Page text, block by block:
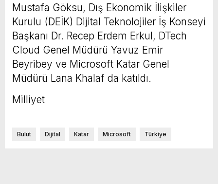
Mustafa Göksu, Dış Ekonomik İlişkiler
Kurulu (DEİK) Dijital Teknolojiler İş Konseyi
Başkanı Dr. Recep Erdem Erkul, DTech
Cloud Genel Müdürü Yavuz Emir
Beyribey ve Microsoft Katar Genel
Müdürü Lana Khalaf da katıldı.
Milliyet
Bulut Dijital Katar Microsoft Türkiye